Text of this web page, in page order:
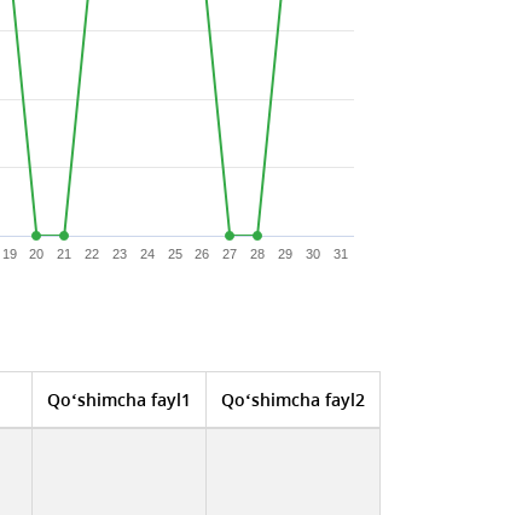
19 20 21 22 23 24 25 26 27 28 29 30 31
Qo‘shimcha fayl1 Qo‘shimcha fayl2